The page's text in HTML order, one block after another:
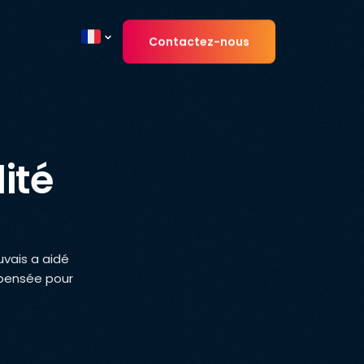
Current countryContactez-nous
a aidé
pour